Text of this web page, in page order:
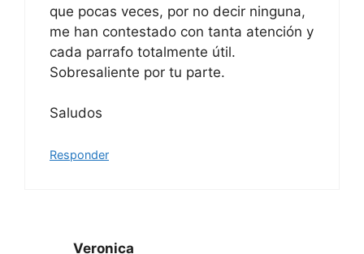
que pocas veces, por no decir ninguna,
me han contestado con tanta atención y
cada parrafo totalmente útil.
Sobresaliente por tu parte.
Saludos
Responder
Veronica